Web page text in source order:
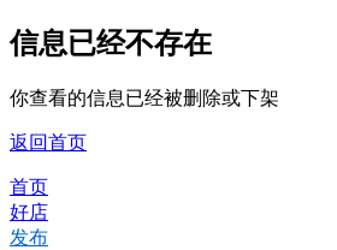
信息已经不存在
你查看的信息已经被删除或下架
返回首页
首页
好店
发布